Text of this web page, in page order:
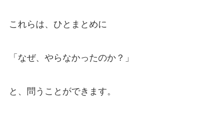
これらは、ひとまとめに
「なぜ、やらなかったのか？」
と、問うことができます。